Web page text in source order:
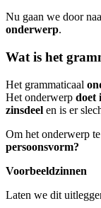
Nu gaan we door
onderwerp.
Wat is het
Het grammaticaal
Het onderwerp doet
zinsdeel en is er
Om het onderwerp
persoonsvorm?
Voorbeeldzinnen
Laten we dit